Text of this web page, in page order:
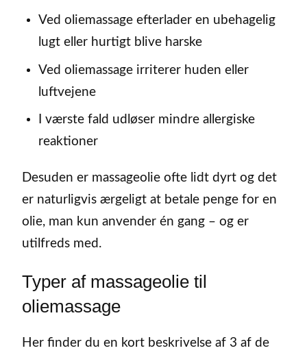
Ved oliemassage efterlader en ubehagelig
lugt eller hurtigt blive harske
Ved oliemassage irriterer huden eller
luftvejene
I værste fald udløser mindre allergiske
reaktioner
Desuden er massageolie ofte lidt dyrt og det
er naturligvis ærgeligt at betale penge for en
olie, man kun anvender én gang – og er
utilfreds med.
Typer af massageolie til
oliemassage
Her finder du en kort beskrivelse af 3 af de